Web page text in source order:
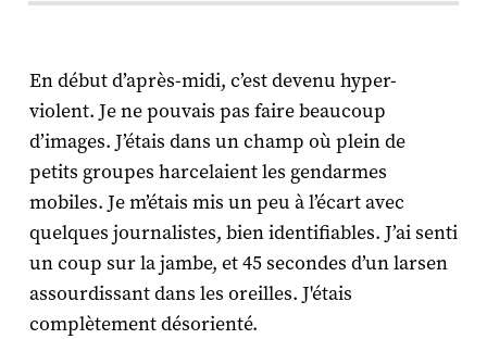
En début d’après-midi, c’est devenu hyper-
violent. Je ne pouvais pas faire beaucoup
d’images. J’étais dans un champ où plein de
petits groupes harcelaient les gendarmes
mobiles. Je m’étais mis un peu à l’écart avec
quelques journalistes, bien identifiables. J’ai senti
un coup sur la jambe, et 45 secondes d’un larsen
assourdissant dans les oreilles. J'étais
complètement désorienté.